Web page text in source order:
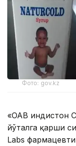
Фото: gov.kz
«ОАВ Ҳиндистон
йўталга қарши
Labs